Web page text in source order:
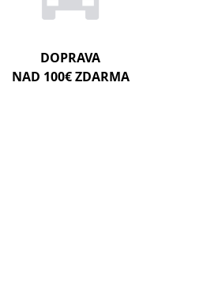
DOPRAVA
NAD 100€ ZDARMA